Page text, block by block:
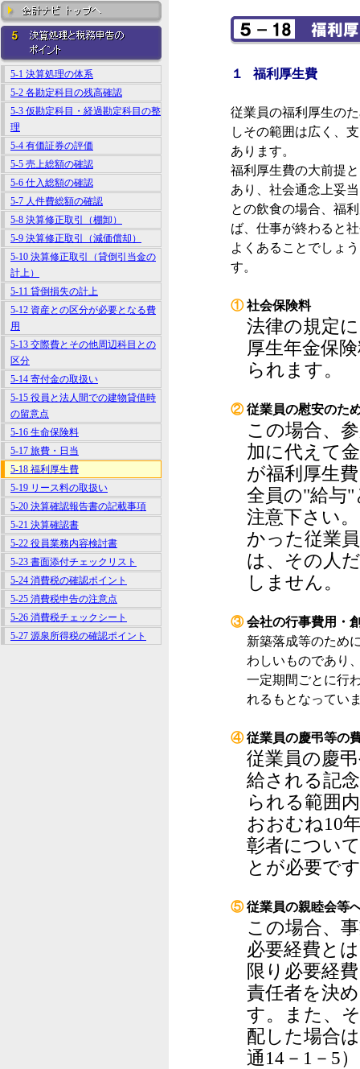
5-1 決算処理の体系
5-2 各勘定科目の残高確認
5-3 仮勘定科目・経過勘定科目の整
理
5-4 有価証券の評価
5-5 売上総額の確認
5-6 仕入総額の確認
5-7 人件費総額の確認
5-8 決算修正取引（棚卸）
5-9 決算修正取引（減価償却）
5-10 決算修正取引（貸倒引当金の
計上）
5-11 貸倒損失の計上
5-12 資産との区分が必要となる費
用
5-13 交際費とその他周辺科目との
区分
5-14 寄付金の取扱い
5-15 役員と法人間での建物貸借時
の留意点
5-16 生命保険料
5-17 旅費・日当
5-18 福利厚生費
5-19 リース料の取扱い
5-20 決算確認報告書の記載事項
5-21 決算確認書
5-22 役員業務内容検討書
5-23 書面添付チェックリスト
5-24 消費税の確認ポイント
5-25 消費税申告の注意点
5-26 消費税チェックシート
5-27 源泉所得税の確認ポイント
１ 福利厚生費
従業員の福利厚生の
しその範囲は広く、
あります。
福利厚生費の大前提
あり、社会通念上妥
との飲食の場合、福
ば、仕事が終わると
よくあることでしょ
す。
①社会保険料
法律の規定
厚生年金保
られます。
②従業員の慰安のた
この場合、
加に代えて
が福利厚生
全員の"給与
注意下さい
かった従業
は、その人
しません。
③会社の行事費用・
新築落成等のため
わしいものであり
一定期間ごとに行
れるもとなってい
④従業員の慶弔等の
従業員の慶
給される記
られる範囲
おおむね10
彰者につい
とが必要で
⑤従業員の親睦会等
この場合、
必要経費と
限り必要経
責任者を決
す。また、
配した場合
通14－1－5